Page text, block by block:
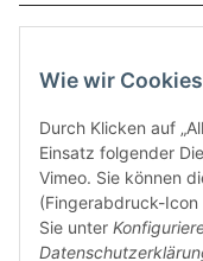
Wie wir
Durch Klicken auf
Einsatz folgender
Vimeo. Sie können
(Fingerabdruck-Icon
Sie unter